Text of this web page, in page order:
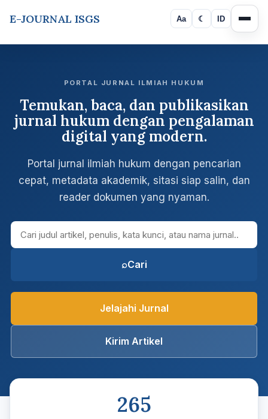
E-JOURNAL ISGS Aa ☾ ID
PORTAL JURNAL ILMIAH HUKUM
Temukan, baca, dan publikasikan
jurnal hukum dengan pengalaman
digital yang modern.
Portal jurnal ilmiah hukum dengan pencarian
cepat, metadata akademik, sitasi siap salin, dan
reader dokumen yang nyaman.
Cari
Jelajahi Jurnal
Kirim Artikel
265